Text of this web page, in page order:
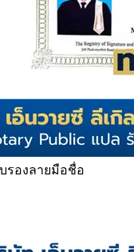
รองลายมือชื่อ